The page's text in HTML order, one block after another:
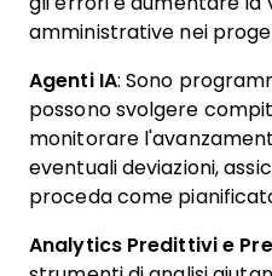
amministrative nei
Agenti IA: Sono
possono svolgere
monitorare
eventuali deviazioni,
proceda come
Analytics Predittivi e